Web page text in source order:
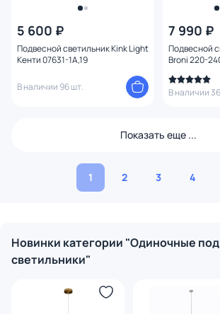
5 600 ₽
Подвесной светильник Kink Light
Кенти 07631-1A,19
В наличии 96 шт.
7 990 ₽
Подвесной
Broni 220-
В наличии
Показать еще ...
1 2 3 4
Новинки категории "Одиночные
светильники"